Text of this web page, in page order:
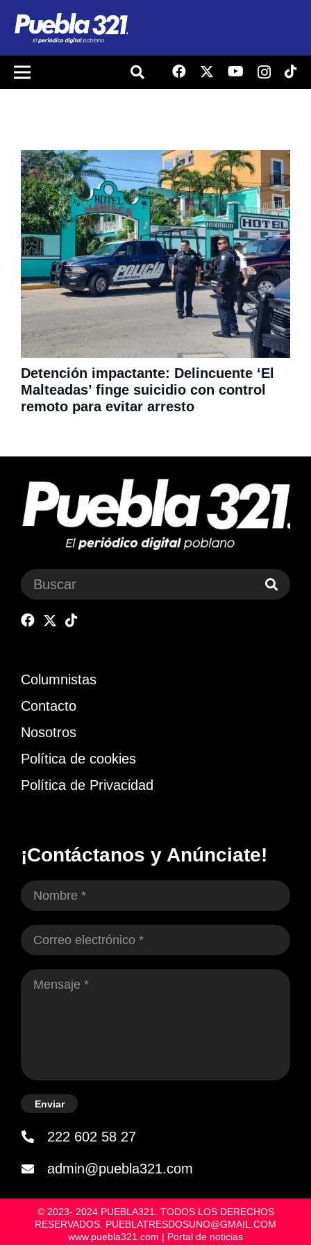
Detención impactante: Delincuente ‘El
Malteadas’ finge suicidio con control
remoto para evitar arresto
Columnistas
Contacto
Nosotros
Política de cookies
Política de Privacidad
¡Contáctanos y Anúnciate!
Enviar
222 602 58 27
admin@puebla321.com
© 2023- 2024 PUEBLA321. TODOS LOS DERECHOS
RESERVADOS. PUEBLATRESDOSUNO@GMAIL.COM
www.puebla321.com | Portal de noticias